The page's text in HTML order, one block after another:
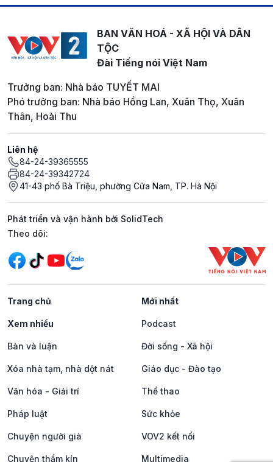
BAN VĂN HOÁ - XÃ HỘI VÀ DÂN
TỘC
Đài Tiếng nói Việt Nam
Trưởng ban: Nhà báo TUYẾT MAI
Phó trưởng ban: Nhà báo Hồng Lan, Xuân Thọ, Xuân
Thân, Hoài Thu
Liên hệ
84-24-39365555
84-24-39342724
41-43 phố Bà Triệu, phường Cửa Nam, TP. Hà Nội
Phát triển và vận hành bởi SolidTech
Mạng xã hội
Theo dõi:
Trang chủ Mới nhất
Xem nhiều Podcast
Bàn và luận Đời sống - Xã hội
Xóa nhà tạm, nhà dột nát Giáo dục - Đào tạo
Văn hóa - Giải trí Thể thao
Pháp luật Sức khỏe
Chuyện người già VOV2 kết nối
Chuyện thầm kín Multimedia